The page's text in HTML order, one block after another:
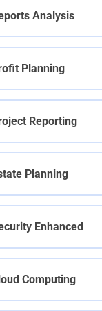
Analysis
Planning
Reporting
Planning
Enhanced
Computing